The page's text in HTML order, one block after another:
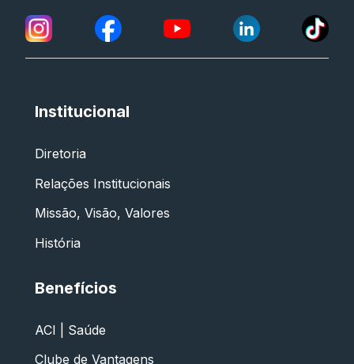
Institucional
Diretoria
Relações Institucionais
Missão, Visão, Valores
História
Benefícios
ACI | Saúde
Clube de Vantagens